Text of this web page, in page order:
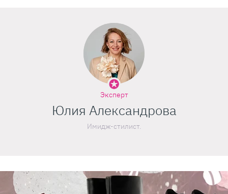
Эксперт
Юлия Александрова
Имидж-стилист.